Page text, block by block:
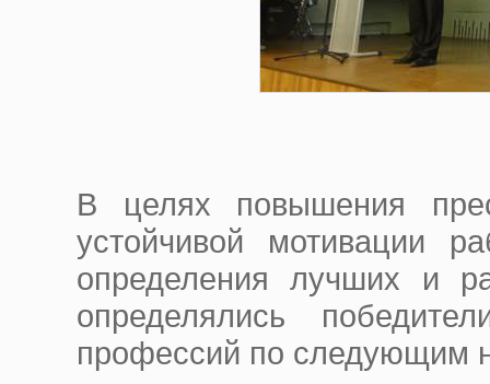
В целях повышения
устойчивой мотивации
определения лучших и
определялись
профессий по следующим